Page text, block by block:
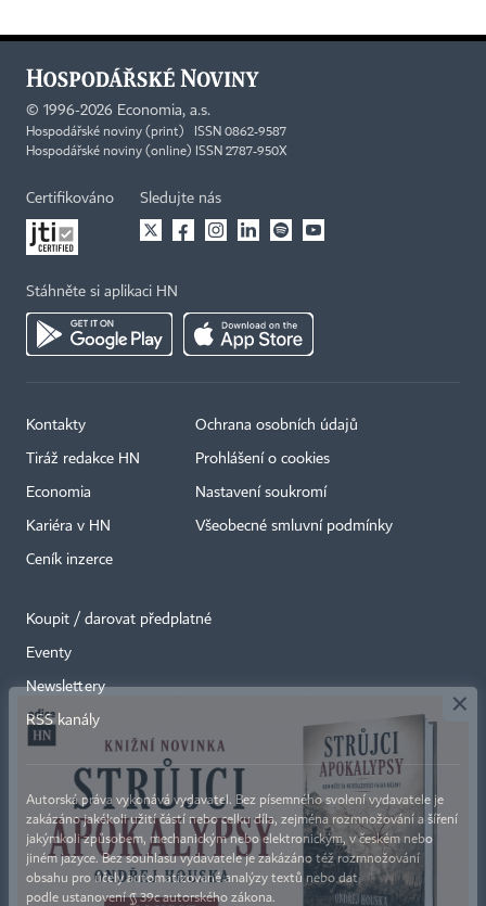
© 1996-2026 Economia, a.s.
Hospodářské noviny (print) ISSN 0862-9587
Hospodářské noviny (online) ISSN 2787-950X
Certifikováno Sledujte nás
Stáhněte si aplikaci HN
Kontakty
Tiráž redakce HN
Economia
Kariéra v HN
Ceník inzerce
Ochrana osobních údajů
Prohlášení o cookies
Nastavení soukromí
Všeobecné smluvní podmínky
Koupit / darovat předplatné
Eventy
Newslettery
RSS kanály
Autorská práva vykonává vydavatel. Bez písemného svolení vydavatele je
zakázáno jakékoli užití částí nebo celku díla, zejména rozmnožování a šíření
jakýmkoli způsobem, mechanickým nebo elektronickým, v českém nebo
jiném jazyce. Bez souhlasu vydavatele je zakázáno též rozmnožování
obsahu pro účely automatizované analýzy textů nebo dat
podle ustanovení § 39c autorského zákona.